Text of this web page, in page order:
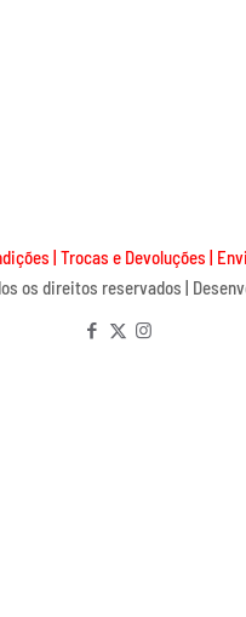
| Trocas e Devoluções |
os direitos reservados |